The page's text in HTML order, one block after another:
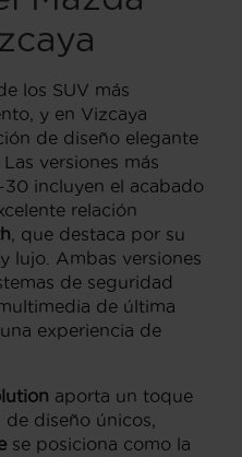
los SUV más
y en Vizcaya
de diseño elegante
versiones más
incluyen el acabado
relación
, que destaca por su
lujo. Ambas versiones
de seguridad
de última
experiencia de
aporta un toque
diseño únicos,
se posiciona como la